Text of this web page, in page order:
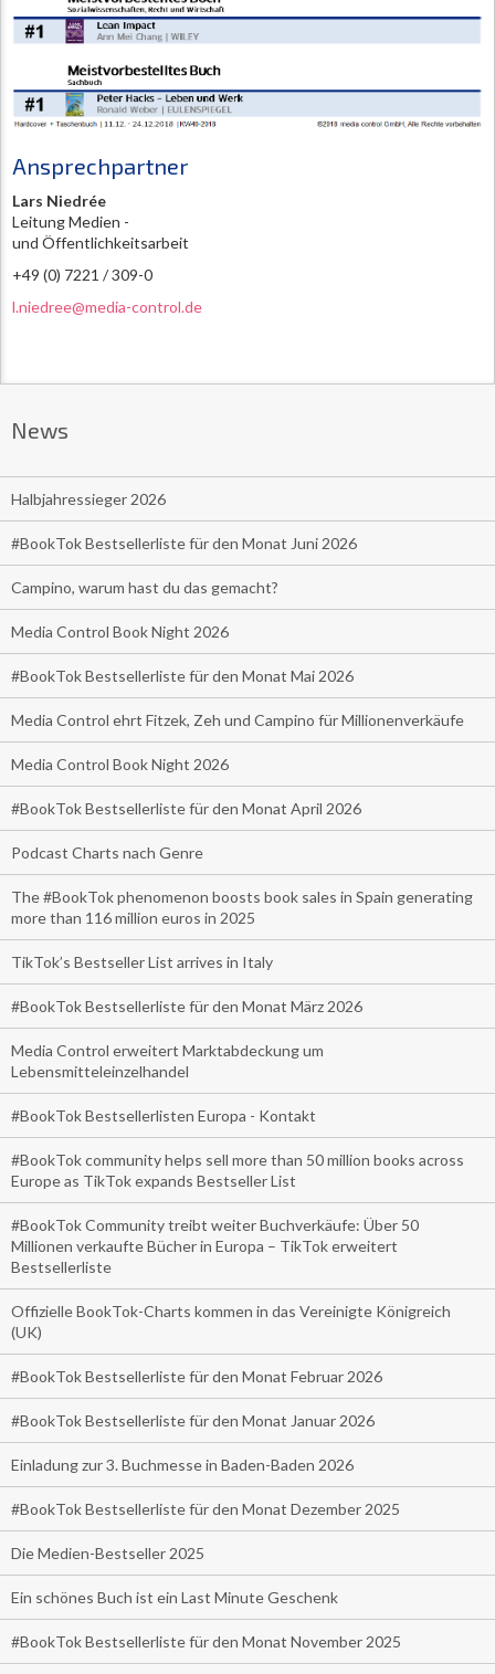
Ansprechpartner
Lars Niedrée
Leitung Medien -
und Öffentlichkeitsarbeit
+49 (0) 7221 / 309-0
l.niedree@media-control.de
News
Halbjahressieger 2026
#BookTok Bestsellerliste für den Monat Juni 2026
Campino, warum hast du das gemacht?
Media Control Book Night 2026
#BookTok Bestsellerliste für den Monat Mai 2026
Media Control ehrt Fitzek, Zeh und Campino für Millionenverkäufe
Media Control Book Night 2026
#BookTok Bestsellerliste für den Monat April 2026
Podcast Charts nach Genre
The #BookTok phenomenon boosts book sales in Spain generating
more than 116 million euros in 2025
TikTok’s Bestseller List arrives in Italy
#BookTok Bestsellerliste für den Monat März 2026
Media Control erweitert Marktabdeckung um
Lebensmitteleinzelhandel
#BookTok Bestsellerlisten Europa - Kontakt
#BookTok community helps sell more than 50 million books across
Europe as TikTok expands Bestseller List
#BookTok Community treibt weiter Buchverkäufe: Über 50
Millionen verkaufte Bücher in Europa – TikTok erweitert
Bestsellerliste
Offizielle BookTok-Charts kommen in das Vereinigte Königreich
(UK)
#BookTok Bestsellerliste für den Monat Februar 2026
#BookTok Bestsellerliste für den Monat Januar 2026
Einladung zur 3. Buchmesse in Baden-Baden 2026
#BookTok Bestsellerliste für den Monat Dezember 2025
Die Medien-Bestseller 2025
Ein schönes Buch ist ein Last Minute Geschenk
#BookTok Bestsellerliste für den Monat November 2025